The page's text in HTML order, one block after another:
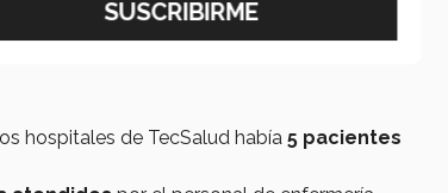
hospitales de TecSalud había 5 pacientes